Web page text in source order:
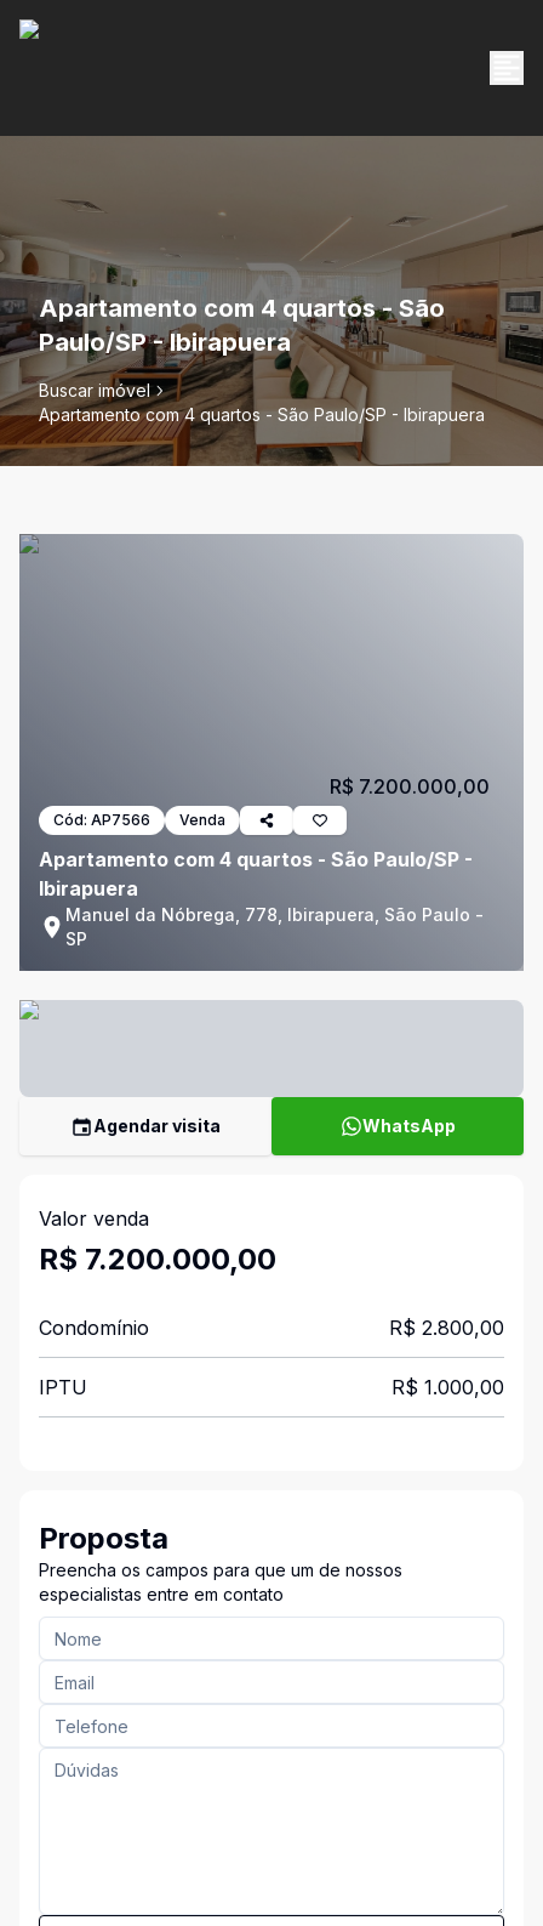
Apartamento com 4 quartos - São
Paulo/SP - Ibirapuera
Buscar imóvel
Apartamento com 4 quartos - São Paulo/SP - Ibirapuera
Cód: AP7566 Venda
Apartamento com 4 quartos - São Paulo/SP -
Ibirapuera
Manuel da Nóbrega, 778, Ibirapuera, São Paulo -
SP
R$ 7.200.000,00
Agendar visita WhatsApp
Valor venda
R$ 7.200.000,00
Condomínio R$ 2.800,00
IPTU R$ 1.000,00
Proposta
Preencha os campos para que um de nossos
especialistas entre em contato